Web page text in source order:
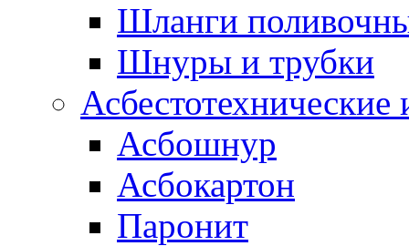
Шланги
Шнуры и трубки
Асбестотехнические
Асбошнур
Асбокартон
Паронит